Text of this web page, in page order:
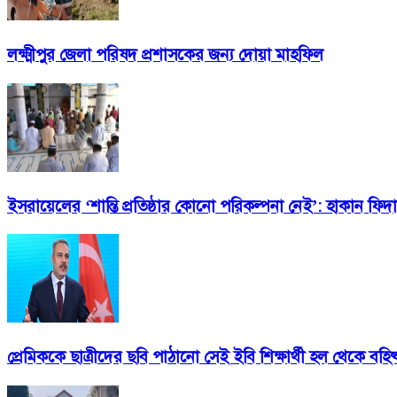
লক্ষ্মীপুর জেলা পরিষদ প্রশাসকের জন্য দোয়া মাহফিল
ইসরায়েলের ‘শান্তি প্রতিষ্ঠার কোনো পরিকল্পনা নেই’: হাকান
প্রেমিককে ছাত্রীদের ছবি পাঠানো সেই ইবি শিক্ষার্থী হল থেকে